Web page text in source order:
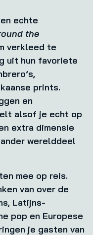
echte
the
verkleed te
uit hun favoriete
prints.
en
alsof je echt op
extra dimensie
werelddeel
mee op reis.
van over de
Latijns-
pop en Europese
je gasten van